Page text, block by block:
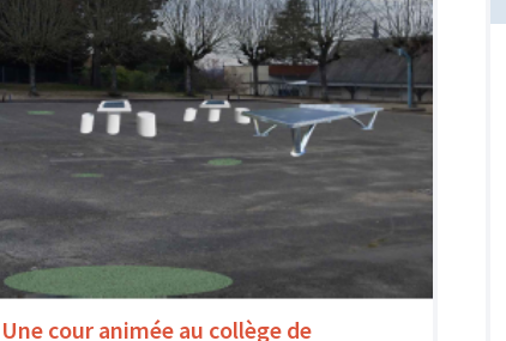
Une cour animée au collège de